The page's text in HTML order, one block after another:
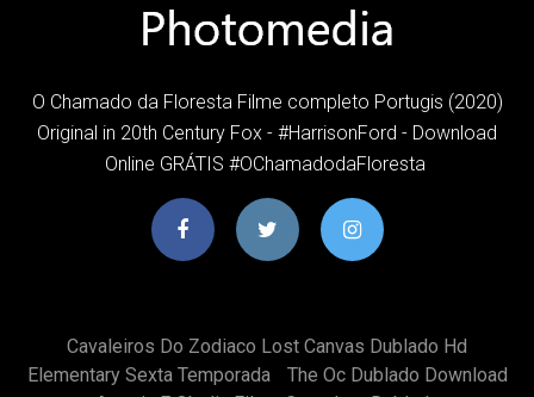
O Chamado da Floresta Filme completo Portugis (2020)
Original in 20th Century Fox - #HarrisonFord - Download
Online GRÁTIS #OChamadodaFloresta
Cavaleiros Do Zodiaco Lost Canvas Dublado Hd
Elementary Sexta Temporada
The Oc Dublado Download